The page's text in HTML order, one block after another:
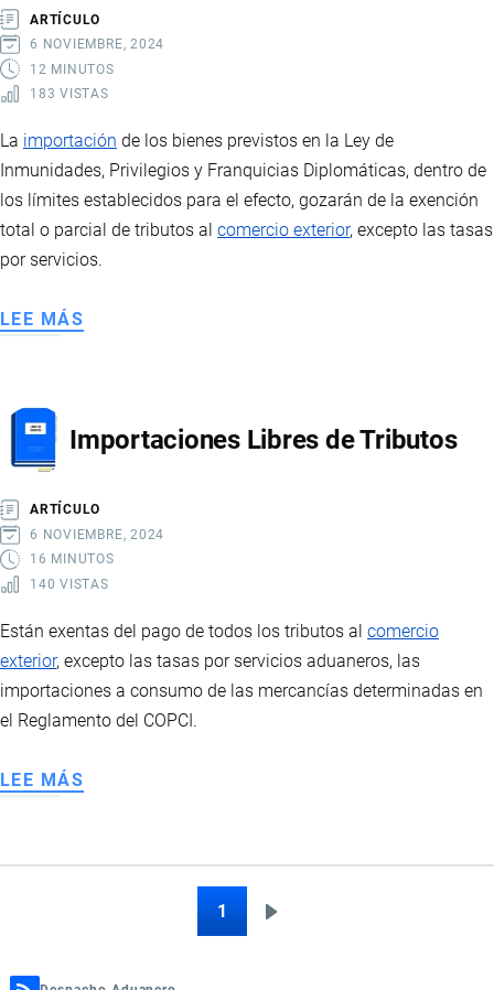
ARTÍCULO
6 NOVIEMBRE, 2024
12 MINUTOS
183 VISTAS
La importación de los bienes previstos en la Ley de
Inmunidades, Privilegios y Franquicias Diplomáticas, dentro de
los límites establecidos para el efecto, gozarán de la exención
total o parcial de tributos al comercio exterior, excepto las tasas
por servicios.
LEE MÁS
DIPLOMÁTICAS
Importaciones Libres de Tributos
ARTÍCULO
6 NOVIEMBRE, 2024
16 MINUTOS
140 VISTAS
Están exentas del pago de todos los tributos al comercio
exterior, excepto las tasas por servicios aduaneros, las
importaciones a consumo de las mercancías determinadas en
el Reglamento del COPCI.
LEE MÁS
DE
1